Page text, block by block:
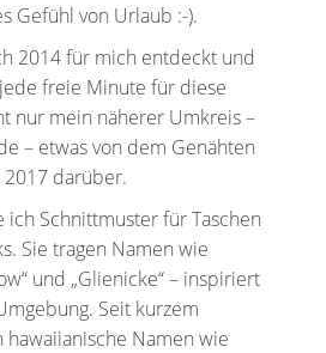
Gefühl von Urlaub :-).
2014 für mich entdeckt und
freie Minute für diese
nur mein näherer Umkreis –
– etwas von dem Genähten
2017 darüber.
ich Schnittmuster für Taschen
Sie tragen Namen wie
und „Glienicke“ – inspiriert
Seit kurzem
Namen wie